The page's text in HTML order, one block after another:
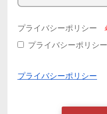
プライバシーポリシー
プライバシーポリシ
プライバシーポリシー